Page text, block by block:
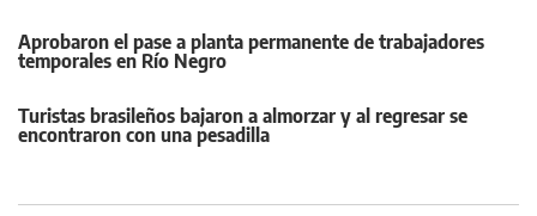
Aprobaron el pase a planta permanente de trabajadores
temporales en Río Negro
Turistas brasileños bajaron a almorzar y al regresar se
encontraron con una pesadilla